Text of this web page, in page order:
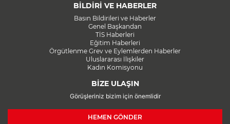
BİLDİRİ VE HABERLER
Basın Bildirileri ve Haberler
Genel Başkandan
TİS Haberleri
Eğitim Haberleri
Örgütlenme Grev ve Eylemlerden Haberler
Uluslararası İlişkiler
Kadın Komisyonu
BİZE ULAŞIN
Görüşleriniz bizim için önemlidir
HEMEN GÖNDER